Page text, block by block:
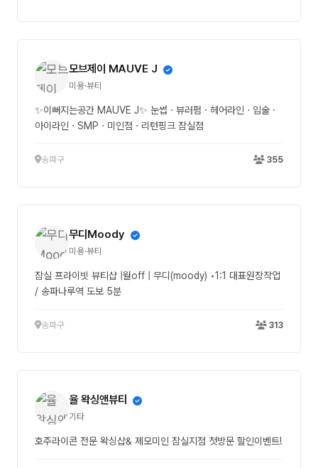
모브제이 MAUVE J
미용·뷰티
✨이뻐지는공간 MAUVE J✨ 눈썹ㆍ뷰러펌ㆍ헤어라인ㆍ입술ㆍ
아이라인ㆍSMPㆍ미인점ㆍ리턴핑크 잠실점
송파구 355
무디Moody
미용·뷰티
잠실 프라이빗 뷰티샵 |월off | 무디(moody) •1:1 대표원장작업
/ 송파나루역 도보 5분
송파구 313
율 왁싱앤뷰티
기타
호주라이콘 전문 왁싱샵& 제모미인 잠실지점 첫방문 할인이벤트!